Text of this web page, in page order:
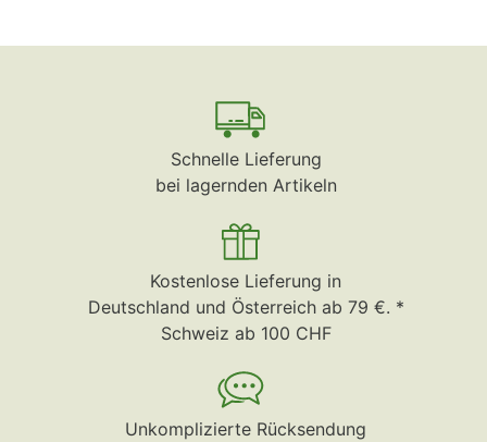
Schnelle Lieferung
bei lagernden Artikeln
Kostenlose Lieferung in
Deutschland und Österreich ab 79 €. *
Schweiz ab 100 CHF
Unkomplizierte Rücksendung